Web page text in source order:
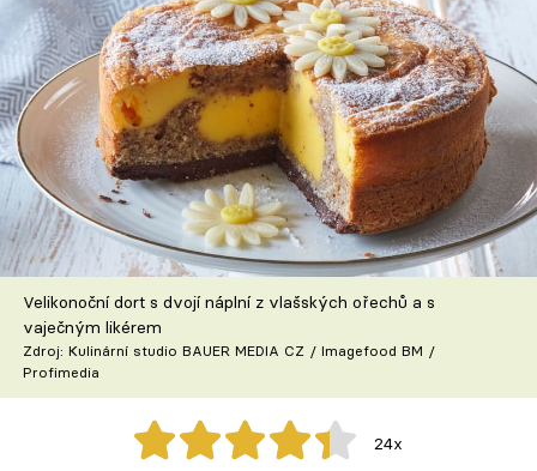
Články
TV Program
Škola vaření
Recepty z TV
Speciál: Cuketa
Těhotnej kuchař
Sledujte prima+
Přihlášení
Velikonoční dort s dvojí náplní z vlašských ořechů a s
vaječným likérem
Zdroj: Kulinární studio BAUER MEDIA CZ / Imagefood BM /
Profimedia
24x